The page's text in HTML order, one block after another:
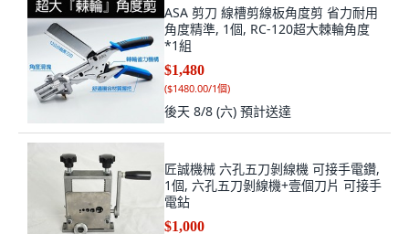
ASA 剪刀 線槽剪線板角度剪 省力耐用
角度精準, 1個, RC-120超大棘輪角度
*1組
$1,480
($1480.00/1個)
後天 8/8 (六) 預計送達
匠誠機械 六孔五刀剝線機 可接手電鑽,
1個, 六孔五刀剝線機+壹個刀片 可接手
電鉆
$1,000